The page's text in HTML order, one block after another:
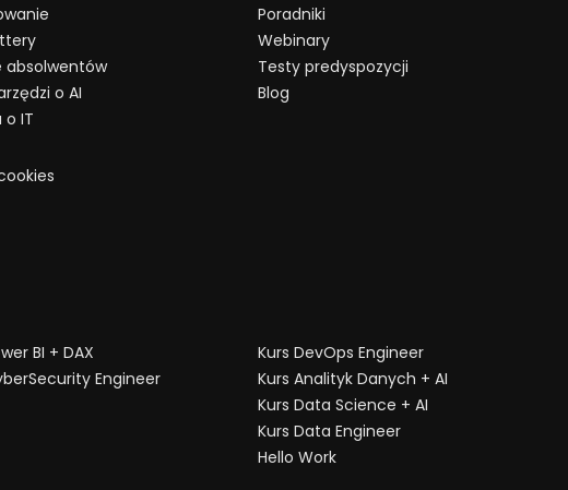
absolwentów
o AI
o IT
Poradniki
Webinary
Testy predyspozycji
Blog
BI + DAX
Engineer
Kurs DevOps Engineer
Kurs Analityk Danych + AI
Kurs Data Science + AI
Kurs Data Engineer
Hello Work